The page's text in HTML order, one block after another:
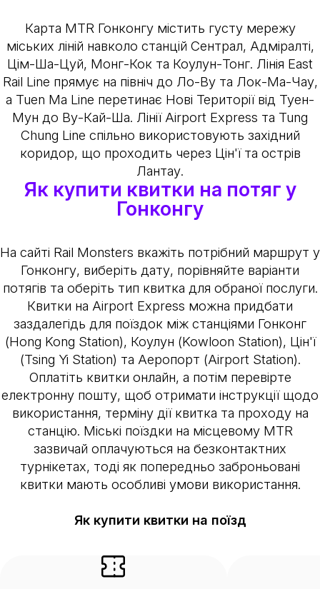
Карта MTR Гонконгу містить густу мережу
міських ліній навколо станцій Сентрал, Адміралті,
Цім-Ша-Цуй, Монг-Кок та Коулун-Тонг. Лінія East
Rail Line прямує на північ до Ло-Ву та Лок-Ма-Чау,
а Tuen Ma Line перетинає Нові Території від Туен-
Мун до Ву-Кай-Ша. Лінії Airport Express та Tung
Chung Line спільно використовують західний
коридор, що проходить через Цін'ї та острів
Лантау.
Як купити квитки на потяг у
Гонконгу
На сайті Rail Monsters вкажіть потрібний маршрут у
Гонконгу, виберіть дату, порівняйте варіанти
потягів та оберіть тип квитка для обраної послуги.
Квитки на Airport Express можна придбати
заздалегідь для поїздок між станціями Гонконг
(Hong Kong Station), Коулун (Kowloon Station), Цін'ї
(Tsing Yi Station) та Аеропорт (Airport Station).
Оплатіть квитки онлайн, а потім перевірте
електронну пошту, щоб отримати інструкції щодо
використання, терміну дії квитка та проходу на
станцію. Міські поїздки на місцевому MTR
зазвичай оплачуються на безконтактних
турнікетах, тоді як попередньо заброньовані
квитки мають особливі умови використання.
Як купити квитки на поїзд